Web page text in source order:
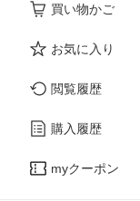
買い物かご
お気に入り
閲覧履歴
購入履歴
myクーポン